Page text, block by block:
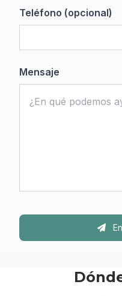
Teléfono (opcional)
Mensaje